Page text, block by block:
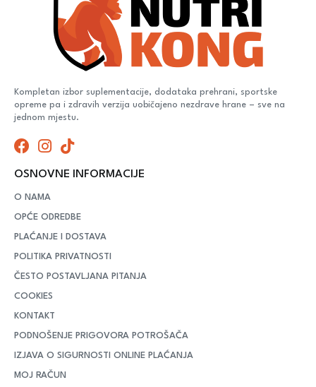
Kompletan izbor suplementacije, dodataka prehrani, sportske
opreme pa i zdravih verzija uobičajeno nezdrave hrane – sve na
jednom mjestu.
OSNOVNE INFORMACIJE
O NAMA
OPĆE ODREDBE
PLAĆANJE I DOSTAVA
POLITIKA PRIVATNOSTI
ČESTO POSTAVLJANA PITANJA
COOKIES
KONTAKT
PODNOŠENJE PRIGOVORA POTROŠAČA
IZJAVA O SIGURNOSTI ONLINE PLAĆANJA
MOJ RAČUN